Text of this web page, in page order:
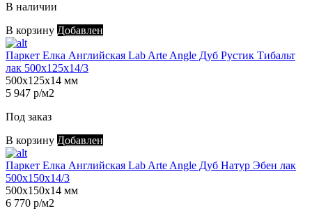
В наличии
В корзину Добавлен
Паркет Елка Английская Lab Arte Angle Дуб Рустик Тибальт
лак 500х125х14/3
500х125х14 мм
5 947 р/м2
Под заказ
В корзину Добавлен
Паркет Елка Английская Lab Arte Angle Дуб Натур Эбен лак
500х150х14/3
500х150х14 мм
6 770 р/м2